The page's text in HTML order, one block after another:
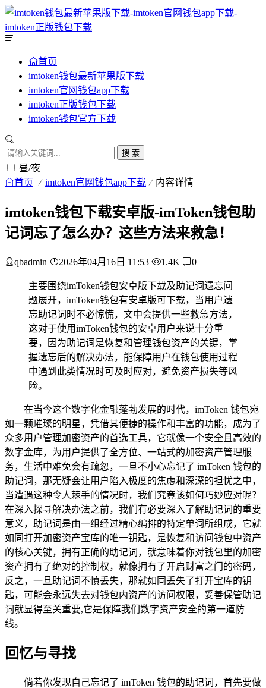
首页
imtoken钱包最新苹果版下载
imtoken官网钱包app下载
imtoken正版钱包下载
imtoken钱包官方下载
搜 索
昼/夜
首页 imtoken官网钱包app下载 内容详情
imtoken钱包下载安卓版-imToken钱包助
记词忘了怎么办？这些方法来救急！
qbadmin 2026年04月16日 11:53 1.4K 0
主要围绕imToken钱包安卓版下载及助记词遗忘问
题展开，imToken钱包有安卓版可下载，当用户遗
忘助记词时不必惊慌，文中会提供一些救急方法，
这对于使用imToken钱包的安卓用户来说十分重
要，因为助记词是恢复和管理钱包资产的关键，掌
握遗忘后的解决办法，能保障用户在钱包使用过程
中遇到此类情况时可及时应对，避免资产损失等风
险。
在当今这个数字化金融蓬勃发展的时代，imToken 钱包宛
如一颗璀璨的明星，凭借其便捷的操作和丰富的功能，成为了
众多用户管理加密资产的首选工具，它就像一个安全且高效的
数字金库，为用户提供了全方位、一站式的加密资产管理服
务，生活中难免会有疏忽，一旦不小心忘记了 imToken 钱包的
助记词，那无疑会让用户陷入极度的焦虑和深深的担忧之中，
当遭遇这种令人棘手的情况时，我们究竟该如何巧妙应对呢？
在深入探寻解决办法之前，我们有必要深入了解助记词的重要
意义，助记词是由一组经过精心编排的特定单词所组成，它就
如同打开加密资产宝库的唯一钥匙，是恢复和访问钱包中资产
的核心关键，拥有正确的助记词，就意味着你对钱包里的加密
资产拥有了绝对的控制权，就像拥有了开启财富之门的密码，
反之，一旦助记词不慎丢失，那就如同丢失了打开宝库的钥
匙，可能会永远失去对钱包内资产的访问权限，妥善保管助记
词就显得至关重要,它是保障我们数字资产安全的第一道防
线。
回忆与寻找
倘若你发现自己忘记了 imToken 钱包的助记词，首先要做